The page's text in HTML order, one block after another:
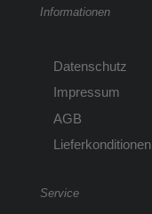
Informationen
Datenschutz
Impressum
AGB
Lieferkonditionen
Service